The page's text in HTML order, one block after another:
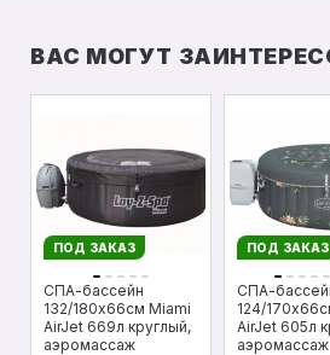
ВАС МОГУТ
ПОД ЗАКАЗ
СПА-бассейн
132/180х66см Miami
AirJet 669л круглый,
аэромассаж
ПОД ЗАКАЗ
СПА-
124/
AirJet 605л
аэромассаж